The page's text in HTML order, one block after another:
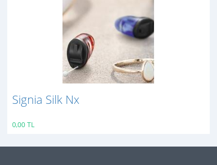
Signia Silk Nx
0,00 TL